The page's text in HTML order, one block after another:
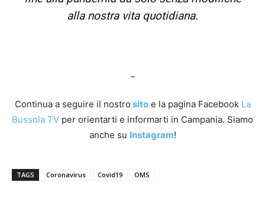
alla nostra vita quotidiana.
Continua a seguire il nostro sitoe la pagina Facebook La
Bussola TV per orientarti e informarti in Campania. Siamo
anche su Instagram!
TAGS Coronavirus Covid19 OMS